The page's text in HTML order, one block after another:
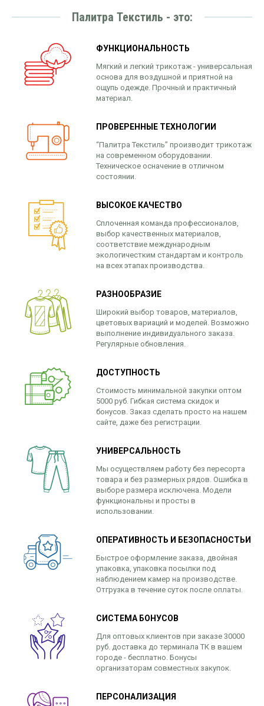
Палитра Текстиль - это:
ФУНКЦИОНАЛЬНОСТЬ
Мягкий и легкий трикотаж - универсальная
основа для воздушной и приятной на
ощупь одежде. Прочный и практичный
материал.
ПРОВЕРЕННЫЕ ТЕХНОЛОГИИ
“Палитра Текстиль” производит трикотаж
на современном оборудовании.
Техническое осначение в отличном
состоянии.
ВЫСОКОЕ КАЧЕСТВО
Сплоченная команда профессионалов,
выбор качественных материалов,
соответствие международным
экологичестким стандартам и контроль
на всех этапах производства.
РАЗНООБРАЗИЕ
Широкий выбор товаров, материалов,
цветовых вариаций и моделей. Возможно
выполнение индивидуального заказа.
Регулярные обновления.
ДОСТУПНОСТЬ
Стоимость минимальной закупки оптом
5000 руб. Гибкая система скидок и
бонусов. Заказ сделать просто на нашем
сайте, даже без регистрации.
УНИВЕРСАЛЬНОСТЬ
Мы осуществляем работу без пересорта
товара и без размерных рядов. Ошибка в
выборе размера исключена. Модели
функциональны и просты в
использовании.
ОПЕРАТИВНОСТЬ И БЕЗОПАСНОСТЬИ
Быстрое оформление заказа, двойная
упаковка, упаковка посылки под
наблюдением камер на производстве.
Отгрузка в течение суток после оплаты.
СИСТЕМА БОНУСОВ
Для оптовых клиентов при заказе 30000
руб. доставка до терминала ТК в вашем
городе - бесплатно. Бонусы
организаторам совместных закупок.
ПЕРСОНАЛИЗАЦИЯ